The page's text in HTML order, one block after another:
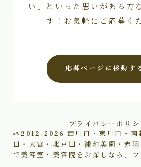
い」といった思いがある方
す！お気軽にご応募く
応募ページに移動す
プライバシーポリシ
2012–2026 西川口・東川口・南
田・大宮・北戸田・浦和美園・赤
で美容室・美容院をお探しなら、フ